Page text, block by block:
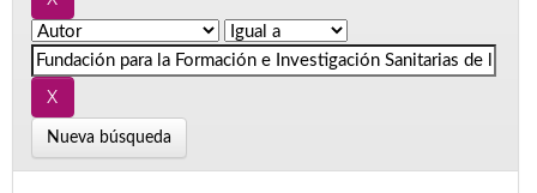
Nueva búsqueda